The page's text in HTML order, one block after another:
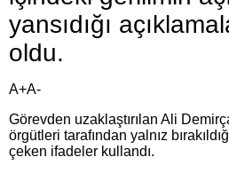
yansıdığı
oldu.
A+A-
Görevden uzaklaştırılan Ali
örgütleri tarafından yalnız
çeken ifadeler kullandı.